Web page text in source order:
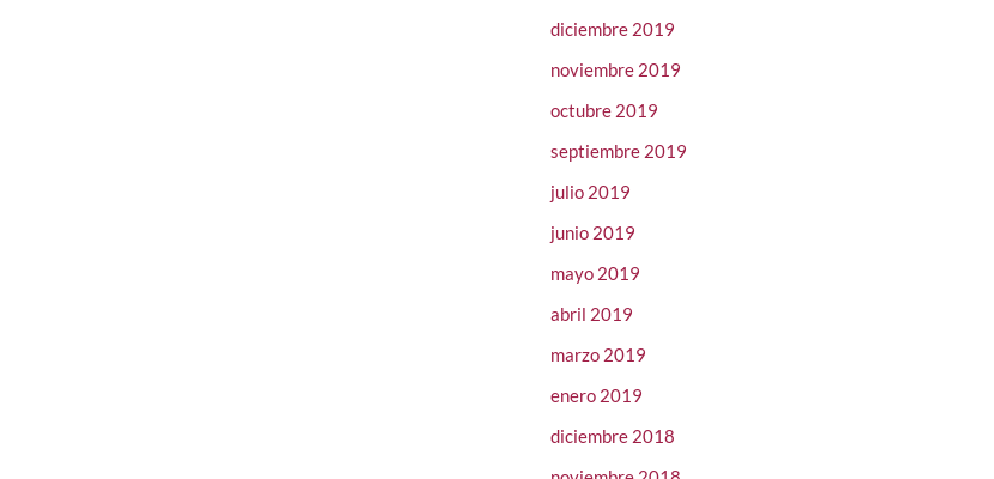
diciembre 2019
noviembre 2019
octubre 2019
septiembre 2019
julio 2019
junio 2019
mayo 2019
abril 2019
marzo 2019
enero 2019
diciembre 2018